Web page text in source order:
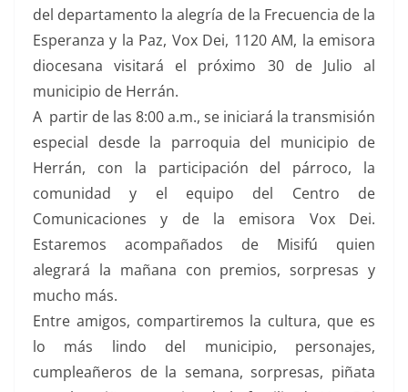
del departamento la alegría de la Frecuencia de la
Esperanza y la Paz, Vox Dei, 1120 AM, la emisora
diocesana visitará el próximo 30 de Julio al
municipio de Herrán.
A partir de las 8:00 a.m., se iniciará la transmisión
especial desde la parroquia del municipio de
Herrán, con la participación del párroco, la
comunidad y el equipo del Centro de
Comunicaciones y de la emisora Vox Dei.
Estaremos acompañados de Misifú quien
alegrará la mañana con premios, sorpresas y
mucho más.
Entre amigos, compartiremos la cultura, que es
lo más lindo del municipio, personajes,
cumpleañeros de la semana, sorpresas, piñata